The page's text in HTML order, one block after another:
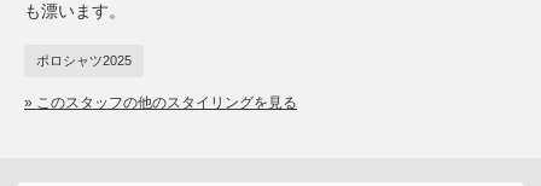
も漂います。
ポロシャツ2025
» このスタッフの他のスタイリングを見る